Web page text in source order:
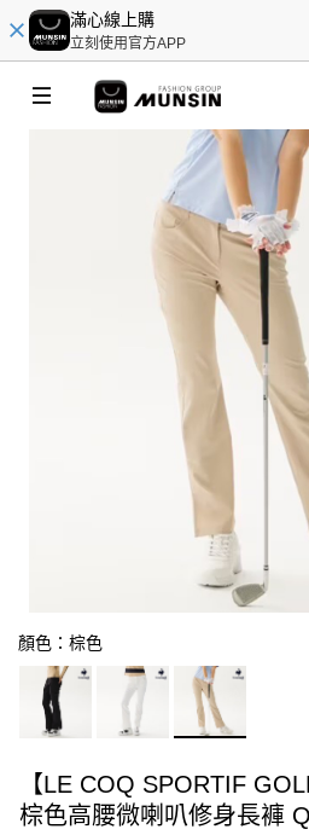
滿心線上購
立刻使用官方APP
顏色：棕色
【LE COQ SPORTIF
棕色高腰微喇叭修身長褲